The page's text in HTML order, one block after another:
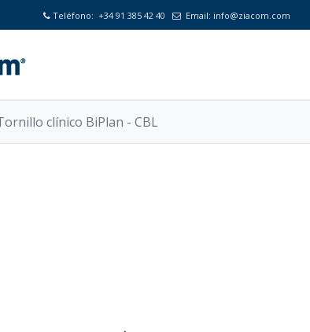
Teléfono: +34 91 385 42 40 Email: info@ziacom.com
clínico BiPlan - CBL